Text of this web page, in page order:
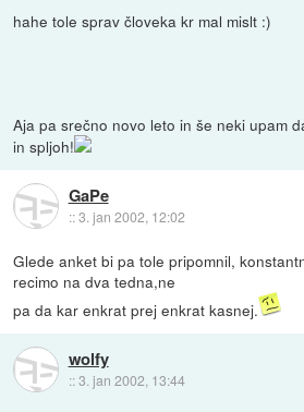
hahe tole sprav človeka kr mal mislt :)
Aja pa srečno novo leto in še neki upam
in spljoh!
GaPe
::3. jan 2002, 12:02
Glede anket bi pa tole pripomnil,
recimo na dva tedna,ne
pa da kar enkrat prej enkrat kasnej.
wolfy
::3. jan 2002, 13:44